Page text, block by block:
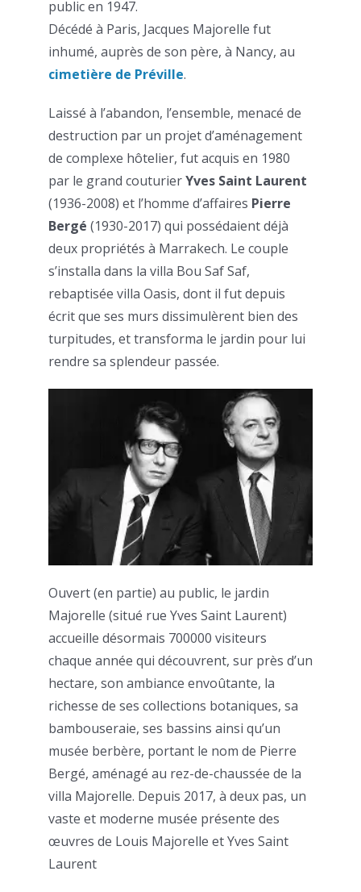
public en 1947.
Décédé à Paris, Jacques Majorelle fut
inhumé, auprès de son père, à Nancy, au
cimetière de Préville.
Laissé à l’abandon, l’ensemble, menacé de
destruction par un projet d’aménagement
de complexe hôtelier, fut acquis en 1980
par le grand couturierYves Saint Laurent
(1936-2008) et l’homme d’affaires Pierre
Bergé (1930-2017) qui possédaient déjà
deux propriétés à Marrakech. Le couple
s’installa dans la villa Bou Saf Saf,
rebaptisée villa Oasis, dont il fut depuis
écrit que ses murs dissimulèrent bien des
turpitudes, et transforma le jardin pour lui
rendre sa splendeur passée.
Ouvert (en partie) au public, le jardin
Majorelle (situé rue Yves Saint Laurent)
accueille désormais 700000 visiteurs
chaque année qui découvrent, sur près d’un
hectare, son ambiance envoûtante, la
richesse de ses collections botaniques, sa
bambouseraie, ses bassins ainsi qu’un
musée berbère, portant le nom de Pierre
Bergé, aménagé au rez-de-chaussée de la
villa Majorelle. Depuis 2017, à deux pas, un
vaste et moderne musée présente des
œuvres de Louis Majorelle et Yves Saint
Laurent